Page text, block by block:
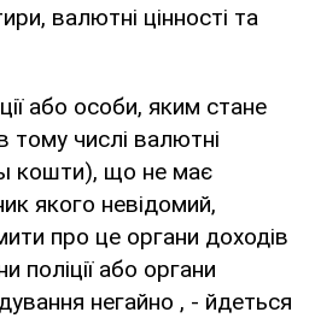
валютні цінності та
або особи, яким стане
тому числі валютні
кошти), що не має
якого невідомий,
про це органи доходів
поліції або органи
негайно , - йдеться